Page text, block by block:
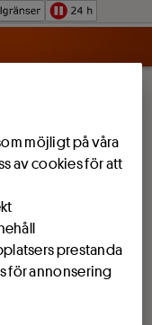
innehåll
möjligt på våra
av cookies för att
prestanda
för annonsering